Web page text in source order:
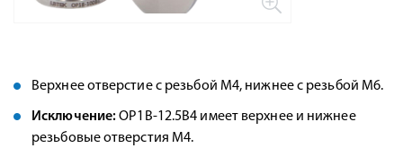
Верхнее отверстие с резьбой M4, нижнее с резьбой M6.
Исключение:OP1B-12.5B4 имеет верхнее и нижнее
резьбовые отверстия M4.